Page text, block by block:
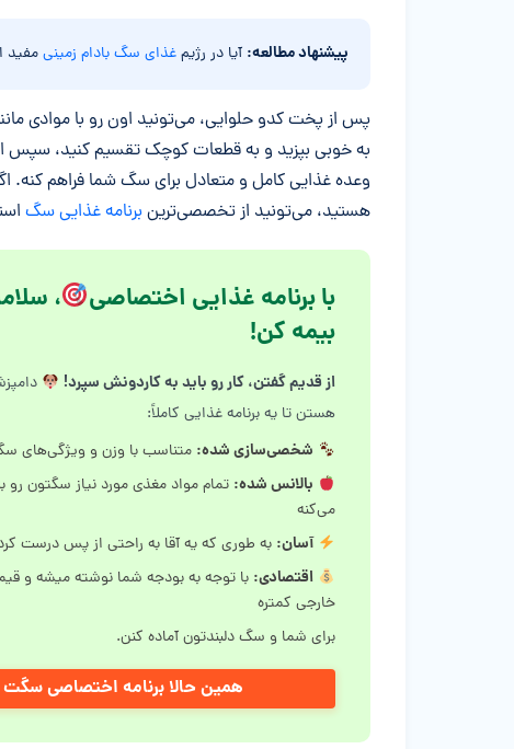
پیشنهاد مطالعه: آیا در رژیمغذای سگ بادام زمینی
پس از پخت کدو حلوایی، می‌تونید اون رو با موادی
به خوبی بپزید و به قطعات کوچک تقسیم کنید، سپس
وعده غذایی کامل و متعادل برای سگ شما فراهم کنه.
هستید، می‌تونید از تخصصی‌ترین برنامه غذایی سگ
با برنامه غذایی اختصاصی
،
بیمه کن!
از قدیم گفتن، کار رو باید به کاردونش سپرد!
هستن تا یه برنامه غذایی کاملاً:
شخصی‌سازی شده: متناسب با وزن و ویژگی‌های
بالانس شده: تمام مواد مغذی مورد نیاز سگتون رو
می‌کنه
آسان: به طوری که یه آقا به راحتی از پس درست
اقتصادی: با توجه به بودجه شما نوشته میشه و
خارجی کمتره
برای شما و سگ دلبندتون آماده کنن.
همین حالا برنامه اختصاصی سگت